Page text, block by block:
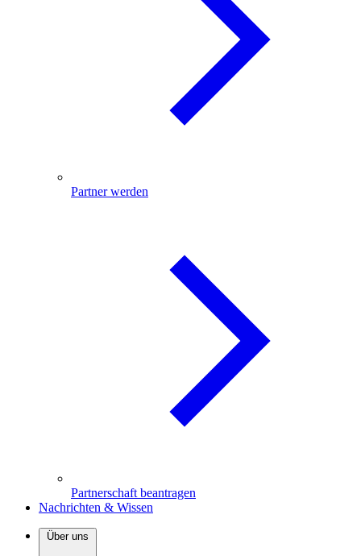
Partner werden
Partnerschaft beantragen
Nachrichten & Wissen
Über uns